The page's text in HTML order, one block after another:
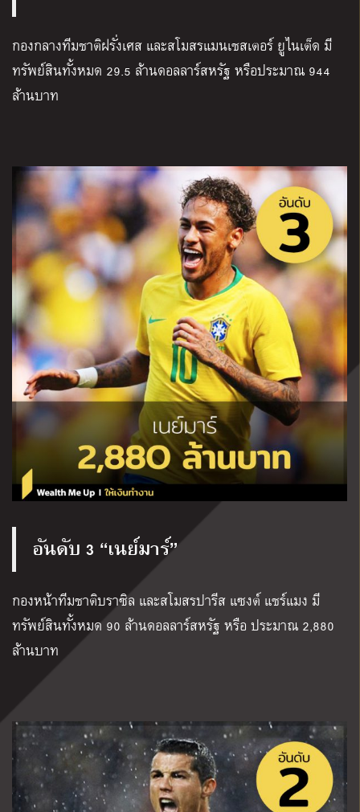
กองกลางทีมชาติฝรั่งเศส และสโมสรแมนเชสเตอร์ ยูไนเต็ด มี
ทรัพย์สินทั้งหมด 29.5 ล้านดอลลาร์สหรัฐ หรือประมาณ 944
ล้านบาท
อันดับ 3 “เนย์มาร์”
กองหน้าทีมชาติบราซิล และสโมสรปารีส แซงต์ แชร์แมง มี
ทรัพย์สินทั้งหมด 90 ล้านดอลลาร์สหรัฐ หรือ ประมาณ 2,880
ล้านบาท